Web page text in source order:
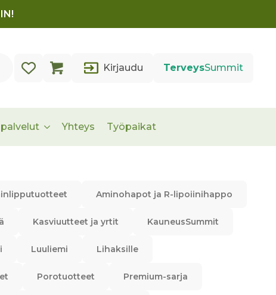
Kirjaudu TerveysSummit
Yhteys Työpaikat
Aminohapot ja R-lipoiinihappo
Kasviuutteet ja yrtit KauneusSummit
Luuliemi Lihaksille
Porotuotteet Premium-sarja